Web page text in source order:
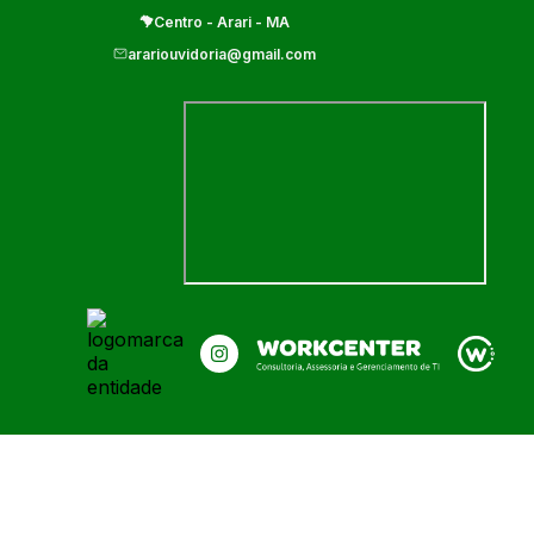
Centro - Arari - MA
arariouvidoria@gmail.com